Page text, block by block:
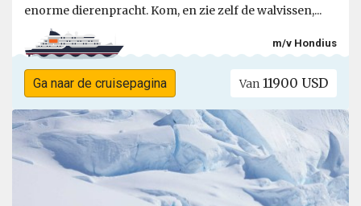
enorme dierenpracht. Kom, en zie zelf de walvissen,...
m/v Hondius
Ga naar de cruisepagina Van 11900 USD